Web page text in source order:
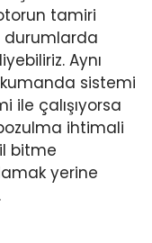
tamiri
durumlarda
Aynı
sistemi
ile çalışıyorsa
ihtimali
bitme
yerine